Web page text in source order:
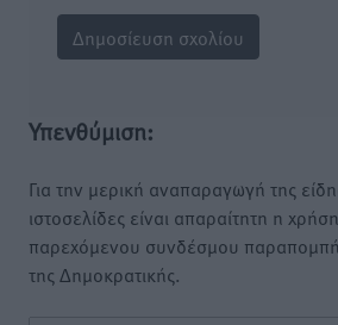
Υπενθύμιση:
Για την μερική αναπαραγωγή της
ιστοσελίδες είναι απαραίτητη η
παρεχόμενου συνδέσμου
της Δημοκρατικής.